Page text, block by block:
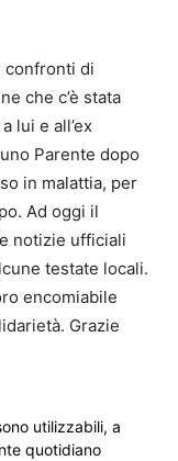
confronti di
che c’è stata
lui e all’ex
Parente dopo
in malattia, per
Ad oggi il
notizie ufficiali
testate locali.
encomiabile
Grazie
utilizzabili, a
quotidiano